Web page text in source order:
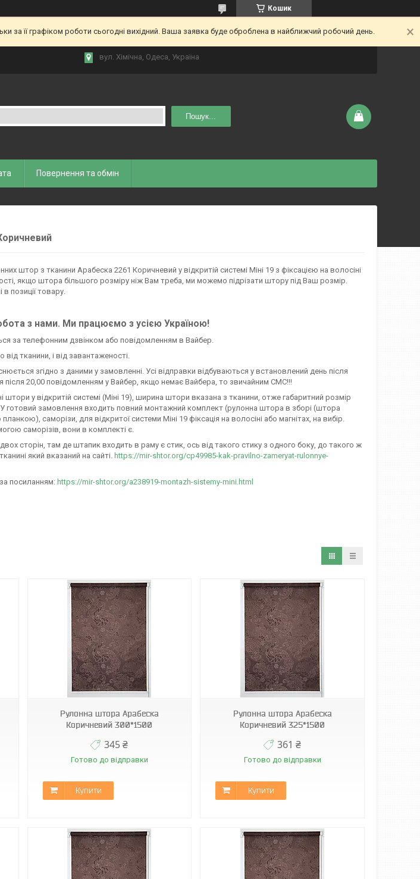
Кошик
її графіком роботи сьогодні вихідний. Ваша заявка буде оброблена в найближчий робочий день.
вул. Хiмiчна, Одеса, Україна
Пошук...
Повернення та обмiн
штор з тканини Арабеска 2261 Коричневий у відкритій системі Міні 19 з фіксацією на волосіні
якщо штора більшого розміру ніж Вам треба, ми можемо підрізати штору під Ваш розмір.
в позиції товару.
з нами. Ми працюємо з усією Україною!
за телефонним дзвінком або повідомленням в Вайбер.
тканини, і від завантаженості.
згідно з даними у замовленні. Усі відправки відбуваються у встановлений день після
20,00 повідомленням у Вайбер, якщо немає Вайбера, то звичайним СМС!!!
штори у відкритій системі (Міні 19), ширина штори вказана з тканини, отже габаритний розмір
У готовий замовлення входить повний монтажний комплект (рулонна штора в зборі (штора
саморізи, для відкритої системи Міні 19 фіксація на волосіні або магнітах, на вибір.
саморізів, вони в комплекті є.
сторін, там де штапик входить в раму є стик, ось від такого стику з одного боку, до такого ж
який вказаний на сайті. https://mir-shtor.org/cp49985-kak-pravilno-zameryat-rulonnye-
посиланням: https://mir-shtor.org/a238919-montazh-sistemy-mini.html
Рулонна штора Арабеска
Коричневий 300*1500
345 ₴
Готово до відправки
Купити
К-2261
Рулонна штора Арабеска
Коричневий 325*1500
361 ₴
Готово до відправки
Купити